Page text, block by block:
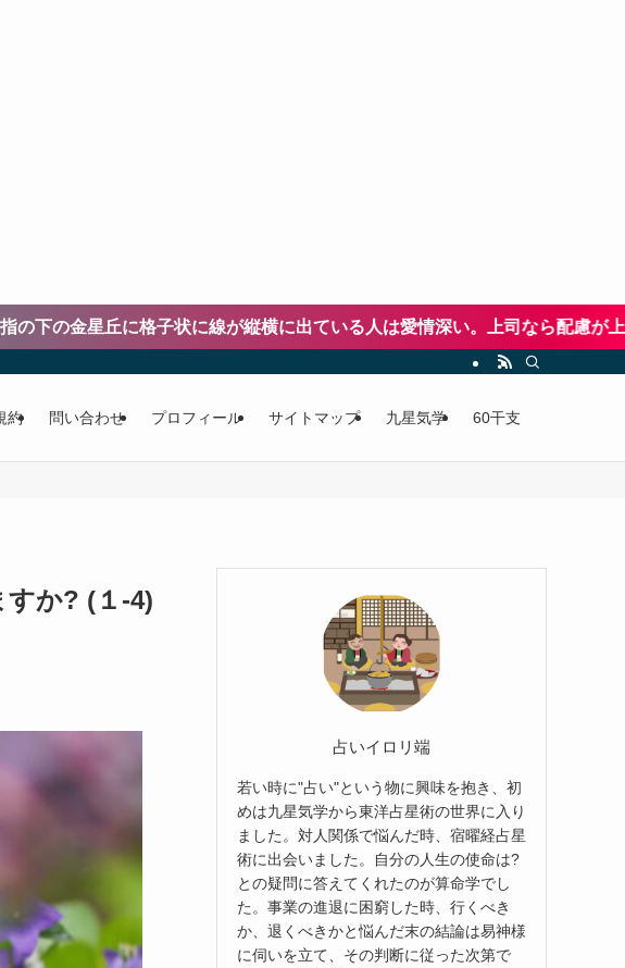
子状に線が縦横に出ている人は愛情深い。上司なら配慮が上手い、恋人なら
約 問い合わせ プロフィール サイトマップ 九星気学 60干支
すか? (１-4)
占いイロリ端
若い時に"占い"という物に興味を抱き、初
めは九星気学から東洋占星術の世界に入り
ました。対人関係で悩んだ時、宿曜経占星
術に出会いました。自分の人生の使命は?
との疑問に答えてくれたのが算命学でし
た。事業の進退に困窮した時、行くべき
か、退くべきかと悩んだ末の結論は易神様
に伺いを立て、その判断に従った次第で